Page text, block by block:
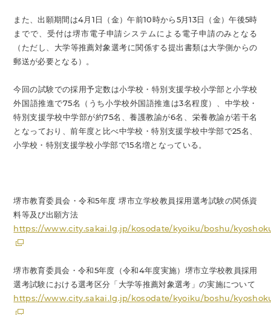
また、出願期間は4月1日（金）午前10時から5月13日（金）午後5時
までで、受付は堺市電子申請システムによる電子申請のみとなる
（ただし、大学等推薦対象選考に関係する提出書類は大学側からの
郵送が必要となる）。
今回の試験での採用予定数は小学校・特別支援学校小学部と小学校
外国語推進で75名（うち小学校外国語推進は3名程度）、中学校・
特別支援学校中学部が約75名、養護教諭が6名、栄養教諭が若干名
となっており、前年度と比べ中学校・特別支援学校中学部で25名、
小学校・特別支援学校小学部で15名増となっている。
堺市教育委員会・令和5年度 堺市立学校教員採用選考試験の関係資
料等及び出願方法
https://www.city.sakai.lg.jp/kosodate/kyoiku/boshu/
堺市教育委員会・令和5年度（令和4年度実施）堺市立学校教員採用
選考試験における選考区分「大学等推薦対象選考」の実施について
https://www.city.sakai.lg.jp/kosodate/kyoiku/boshu/